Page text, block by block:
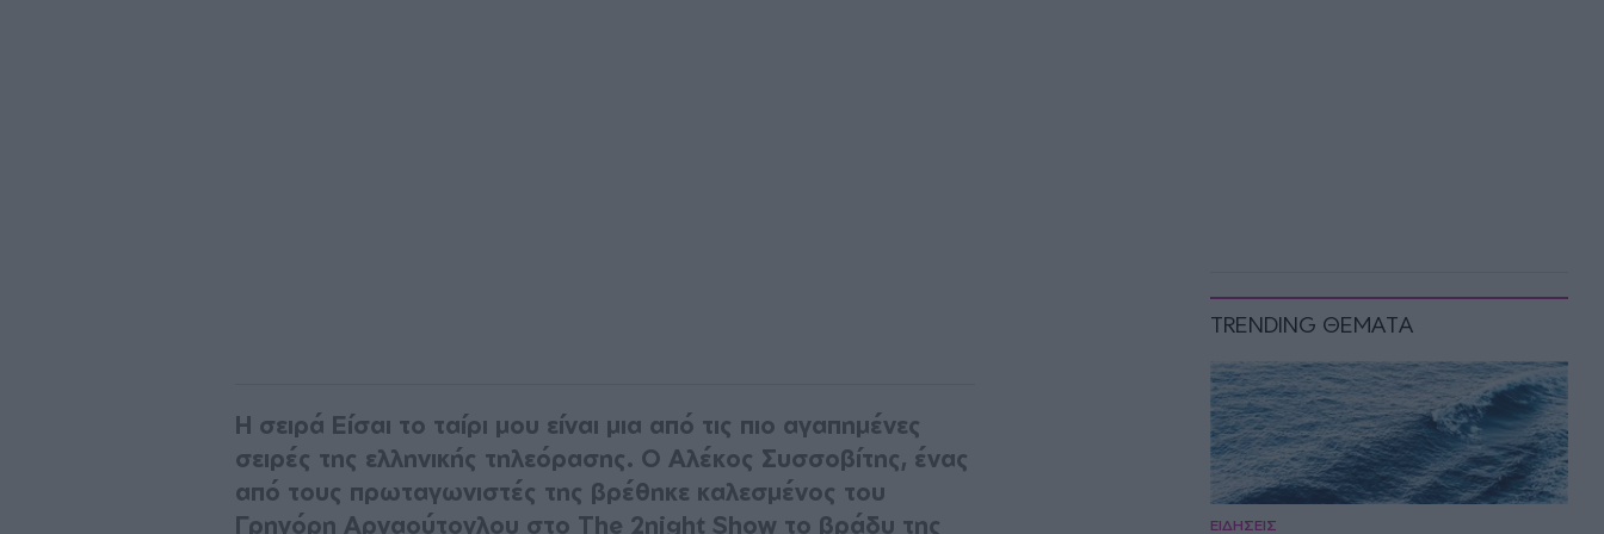
TRENDING ΘΕΜΑΤΑ
ΕΙΔΗΣΕΙΣ
Η σειρά Είσαι το ταίρι μου είναι μια από τις πιο αγαπημένες
σειρές της ελληνικής τηλεόρασης. Ο Αλέκος Συσσοβίτης, ένας
από τους πρωταγωνιστές της βρέθηκε καλεσμένος του
Γρηγόρη Αρναούτογλου στο The 2night Show το βράδυ της